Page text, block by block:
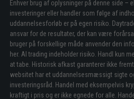
Enhver brug af oplysninger på denne side –
investeringer eller handler som følge af
uddannelsesforløb er på egen risiko.
ansvar for de resultater, der kan være
bruger på forskellige måde anvender den
her. Al trading indeholder risiko. Handl kun
at tabe. Historisk afkast garanterer ikke
websitet har et uddannelsesmæssigt sigte
investeringsråd. Handel med eksempelvis
kraftigt i pris og er ikke egnede for alle.